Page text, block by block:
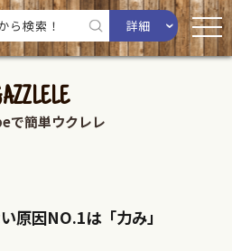
詳細
で簡単ウクレレ
原因NO.1は「力み」